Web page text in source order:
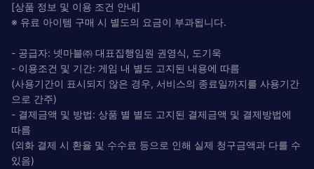
[상품 정보 및 이용 조건 안내]
※ 유료 아이템 구매 시 별도의 요금이 부과됩니다.
- 공급자: 넷마블㈜ 대표집행임원 권영식, 도기욱
- 이용조건 및 기간: 게임 내 별도 고지된 내용에 따름
(사용기간이 표시되지 않은 경우, 서비스의 종료일까지를 사용기간
으로 간주)
- 결제금액 및 방법: 상품 별 별도 고지된 결제금액 및 결제방법에
따름
(외화 결제 시 환율 및 수수료 등으로 인해 실제 청구금액과 다를 수
있음)